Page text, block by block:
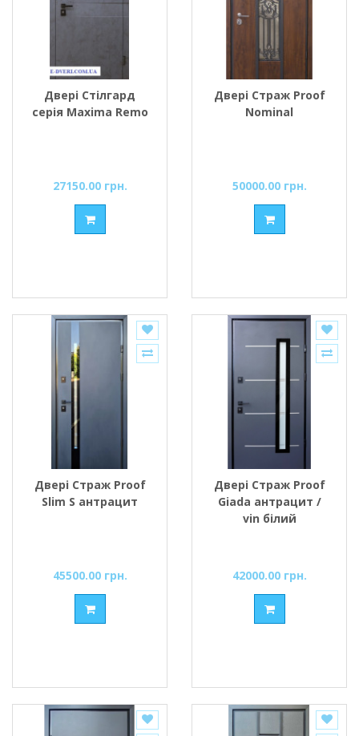
Двері Стілгард
серія Maxima Remo
27150.00 грн.
Двері Страж Proof
Nominal
50000.00 грн.
Двері Страж Proof
Slim S антрацит
45500.00 грн.
Двері Страж Proof
Giada антрацит /
vin білий
42000.00 грн.